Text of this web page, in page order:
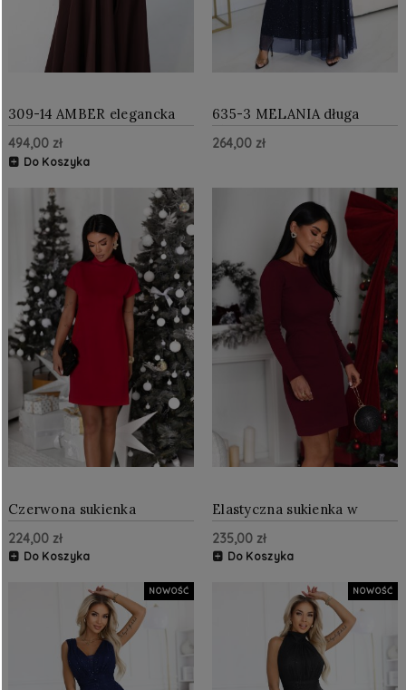
309-14 AMBER elegancka
długa koronkowa suknia z
dekoltem - czekolada
494,00 zł
Do Koszyka
635-3 MELANIA długa
błyszcząca suknia z
dekoltem i krótkim
264,00 zł
Czerwona sukienka
dzianinowa z golfem KLER
224,00 zł
Do Koszyka
Elastyczna sukienka w
prążek NOLIA
235,00 zł
Do Koszyka
NOWOŚĆ NOWOŚĆ